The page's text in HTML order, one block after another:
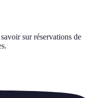
sur réservations de
.